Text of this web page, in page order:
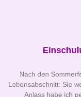
Nach den
Lebensabschnitt: Sie
Anlass habe ich